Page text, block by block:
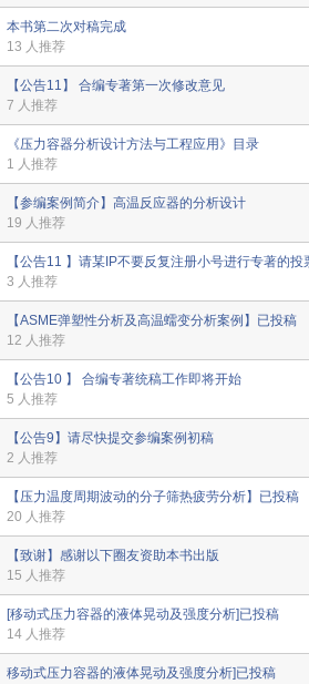
本书第二次对稿完成
13 人推荐
【公告11】 合编专著第一次修改意见
7 人推荐
《压力容器分析设计方法与工程应用》目录
1 人推荐
【参编案例简介】高温反应器的分析设计
19 人推荐
【公告11 】请某IP不要反复注册小号进行专著的
3 人推荐
【ASME弹塑性分析及高温蠕变分析案例】已投稿
12 人推荐
【公告10 】 合编专著统稿工作即将开始
5 人推荐
【公告9】请尽快提交参编案例初稿
2 人推荐
【压力温度周期波动的分子筛热疲劳分析】已投稿
20 人推荐
【致谢】感谢以下圈友资助本书出版
15 人推荐
[移动式压力容器的液体晃动及强度分析]已投稿
14 人推荐
移动式压力容器的液体晃动及强度分析]已投稿